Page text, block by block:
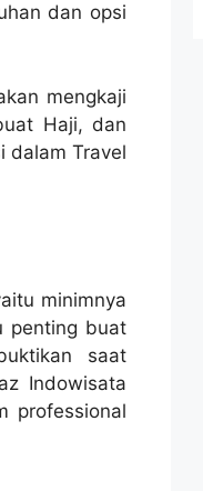
dan opsi
mengkaji
Haji, dan
dalam Travel
minimnya
penting buat
saat
Indowisata
professional